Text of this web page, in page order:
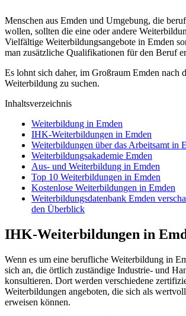
Menschen aus Emden und Umgebung, die
wollen, sollten die eine oder andere
Vielfältige Weiterbildungsangebote in Emden
man zusätzliche Qualifikationen für den Beruf
Es lohnt sich daher, im Großraum Emden nach
Weiterbildung zu suchen.
Inhaltsverzeichnis
Weiterbildung in Emden
IHK-Weiterbildungen in Emden
Weiterbildungen über das Arbeitsamt in
Weiterbildungsakademie Emden
Aus- und Weiterbildung in Emden
Top 10 Weiterbildungen in Emden
Kostenlose Weiterbildungen in Emden
Weiterbildungsdatenbank Emden
den Überblick
IHK-Weiterbildungen in
Wenn es um eine berufliche Weiterbildung in
sich an, die örtlich zuständige Industrie- und
konsultieren. Dort werden verschiedene
Weiterbildungen angeboten, die sich als
erweisen können.